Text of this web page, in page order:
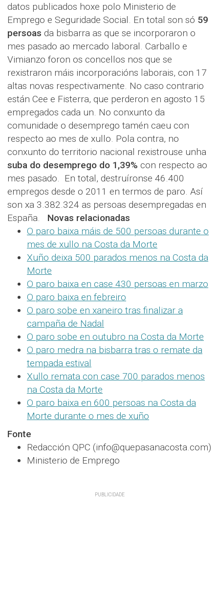
datos publicados hoxe polo Ministerio de
Emprego e Seguridade Social. En total son só 59
persoas da bisbarra as que se incorporaron o
mes pasado ao mercado laboral. Carballo e
Vimianzo foron os concellos nos que se
rexistraron máis incorporacións laborais, con 17
altas novas respectivamente. No caso contrario
están Cee e Fisterra, que perderon en agosto 15
empregados cada un. No conxunto da
comunidade o desemprego tamén caeu con
respecto ao mes de xullo. Pola contra, no
conxunto do territorio nacional rexistrouse unha
suba do desemprego do 1,39% con respecto ao
mes pasado. En total, destruíronse 46.400
empregos desde o 2011 en termos de paro. Así
son xa 3.382.324 as persoas desempregadas en
España. Novas relacionadas
O paro baixa máis de 500 persoas durante o
mes de xullo na Costa da Morte
Xuño deixa 500 parados menos na Costa da
Morte
O paro baixa en case 430 persoas en marzo
O paro baixa en febreiro
O paro sobe en xaneiro tras finalizar a
campaña de Nadal
O paro sobe en outubro na Costa da Morte
O paro medra na bisbarra tras o remate da
tempada estival
Xullo remata con case 700 parados menos
na Costa da Morte
O paro baixa en 600 persoas na Costa da
Morte durante o mes de xuño
Fonte
Redacción QPC (info@quepasanacosta.com)
Ministerio de Emprego